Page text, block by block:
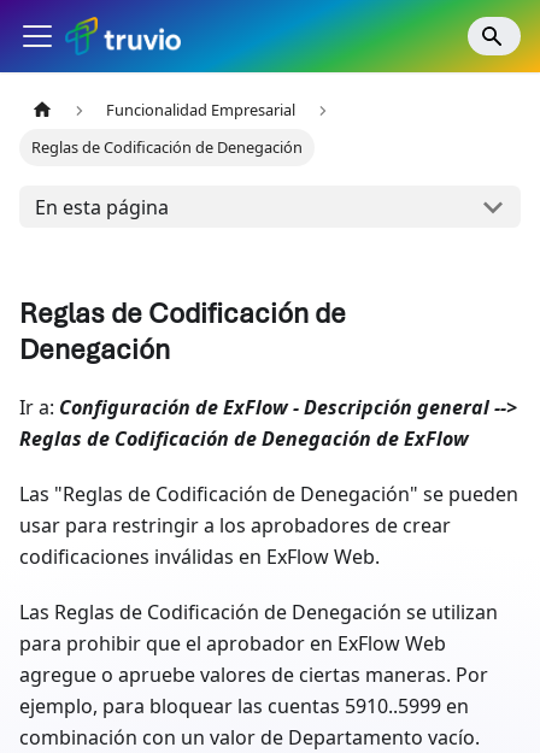
Funcionalidad Empresarial
Reglas de Codificación de Denegación
En esta página
Reglas de Codificación de
Denegación
Ir a: Configuración de ExFlow - Descripción general -->
Reglas de Codificación de Denegación de ExFlow
Las "Reglas de Codificación de Denegación" se pueden
usar para restringir a los aprobadores de crear
codificaciones inválidas en ExFlow Web.
Las Reglas de Codificación de Denegación se utilizan
para prohibir que el aprobador en ExFlow Web
agregue o apruebe valores de ciertas maneras. Por
ejemplo, para bloquear las cuentas 5910..5999 en
combinación con un valor de Departamento vacío.